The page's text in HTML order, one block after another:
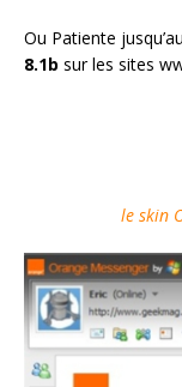
Ou Patiente
8.1b sur les sites
le skin